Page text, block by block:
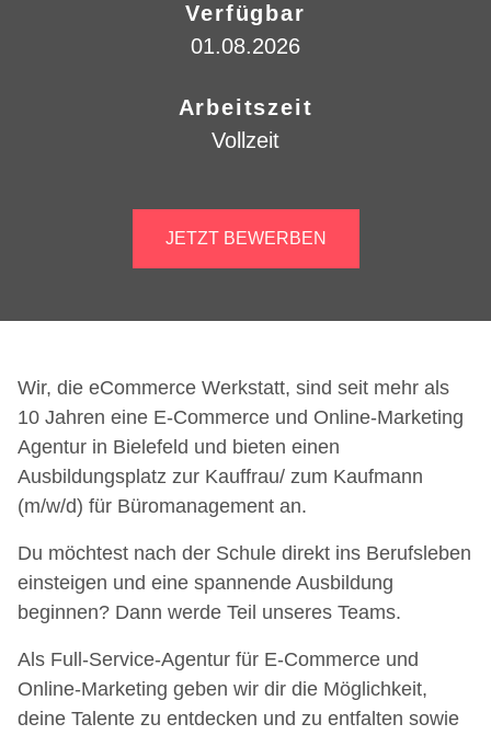
Verfügbar
01.08.2026
Arbeitszeit
Vollzeit
JETZT BEWERBEN
Wir, die eCommerce Werkstatt, sind seit mehr als
10 Jahren eine E-Commerce und Online-Marketing
Agentur in Bielefeld und bieten einen
Ausbildungsplatz zur Kauffrau/ zum Kaufmann
(m/w/d) für Büromanagement an.
Du möchtest nach der Schule direkt ins Berufsleben
einsteigen und eine spannende Ausbildung
beginnen? Dann werde Teil unseres Teams.
Als Full-Service-Agentur für E-Commerce und
Online-Marketing geben wir dir die Möglichkeit,
deine Talente zu entdecken und zu entfalten sowie